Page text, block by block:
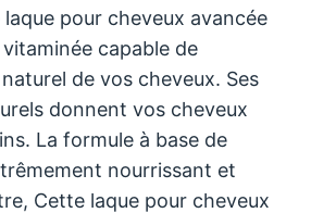
pour cheveux avancée
capable de
de vos cheveux. Ses
donnent vos cheveux
La formule à base de
nourrissant et
Cette laque pour cheveux